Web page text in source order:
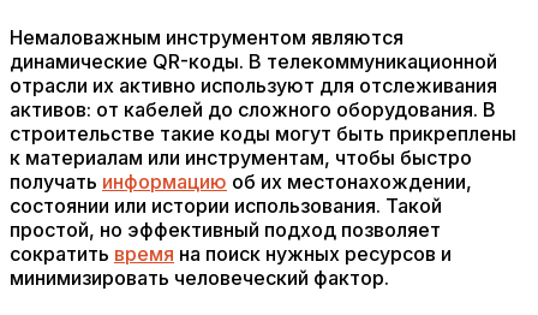
Немаловажным инструментом являются
динамические QR-коды. В телекоммуникационной
отрасли их активно используют для отслеживания
активов: от кабелей до сложного оборудования. В
строительстве такие коды могут быть прикреплены
к материалам или инструментам, чтобы быстро
получать информацию об их местонахождении,
состоянии или истории использования. Такой
простой, но эффективный подход позволяет
сократить время на поиск нужных ресурсов и
минимизировать человеческий фактор.